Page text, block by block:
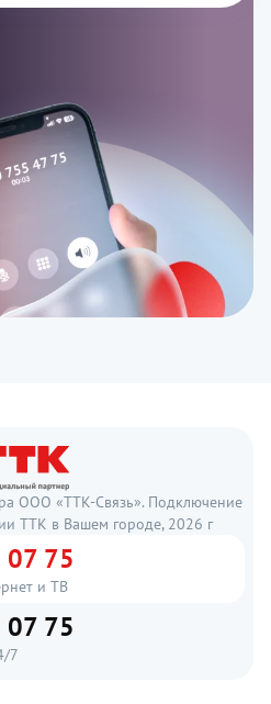
ООО «ТТК-Связь». Подключение
ТТК в Вашем городе, 2026 г
75
и ТВ
75
7